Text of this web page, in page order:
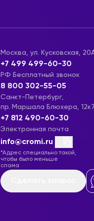
Москва, ул. Кусковская,
+7 499 499-60-30
РФ Бесплатный звонок
8 800 302-55-05
Санкт-Петербург,
пр. Маршала Блюхера,
+7 812 490-60-30
Электронная почта
info@cromi.ru
*Адрес специально такой,
чтобы было меньше
спама